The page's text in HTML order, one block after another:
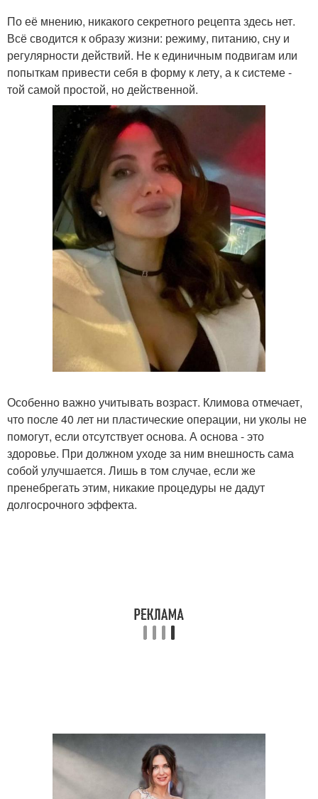
По её мнению, никакого секретного рецепта здесь нет.
Всё сводится к образу жизни: режиму, питанию, сну и
регулярности действий. Не к единичным подвигам или
попыткам привести себя в форму к лету, а к системе -
той самой простой, но действенной.
Особенно важно учитывать возраст. Климова отмечает,
что после 40 лет ни пластические операции, ни уколы не
помогут, если отсутствует основа. А основа - это
здоровье. При должном уходе за ним внешность сама
собой улучшается. Лишь в том случае, если же
пренебрегать этим, никакие процедуры не дадут
долгосрочного эффекта.